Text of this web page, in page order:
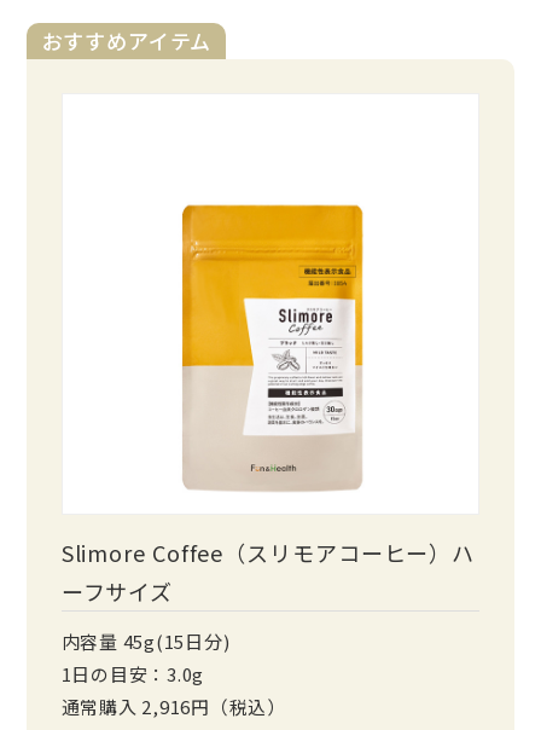
おすすめアイテム
Slimore Coffee（スリモアコーヒー）ハ
ーフサイズ
内容量 45g(15日分)
1日の目安：3.0g
通常購入 2,916円（税込）